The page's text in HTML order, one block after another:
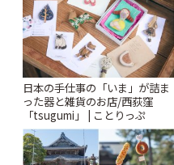
日本の手仕事の「いま」が詰ま
った器と雑貨のお店/西荻窪
「tsugumi」 | ことりっぷ